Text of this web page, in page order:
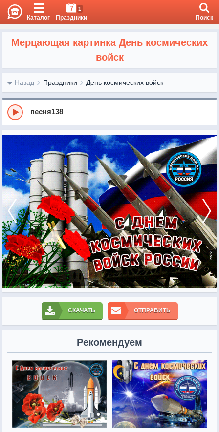
Каталог
7 1
Праздники Поиск
Мерцающая картинка День космических
войск
Назад Праздники День космических войск
песня138
СКАЧАТЬ ОТПРАВИТЬ
Рекомендуем